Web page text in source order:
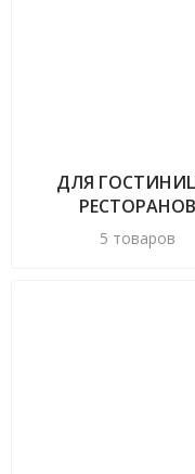
ДЛЯ
РЕСТОРАНОВ
5 товаров